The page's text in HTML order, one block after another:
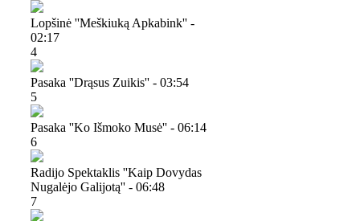
Lopšinė ''meškiuką Apkabink'' -
02:17
4
Pasaka ''drąsus Zuikis'' - 03:54
5
Pasaka ''ko Išmoko Musė'' - 06:14
6
Radijo Spektaklis ''kaip Dovydas
Nugalėjo Galijotą'' - 06:48
7